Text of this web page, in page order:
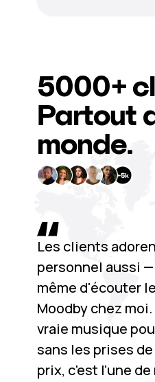
Les clients
personnel aussi
même d'écouter
Moodby chez
vraie musique
sans les prises
prix, c'est l'une de
5000+
Partout
monde.